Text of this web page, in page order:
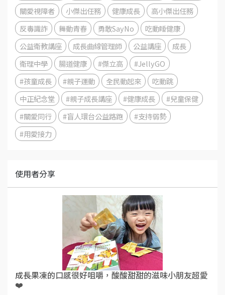
關愛視障者
小傑出任務 健康成長
高小傑出任務
反毒識詐
舞動青春 勇敢SayNo
吃動睡健康
公益衛教講座
成長曲線管理師 公益講座
成長
衛理中學
腸道健康 #傑立高
#JellyGO
#孩童成長
#親子運動 全民動起來
吃動跳
中正紀念堂
#親子成長講座 #健康成長
#兒童保健
#關愛同行
#盲人環台公益路跑
#支持弱勢
#用愛接力
使用者分享
成長果凍的口感很好咀嚼，酸酸甜甜的滋味小朋友超愛
❤️